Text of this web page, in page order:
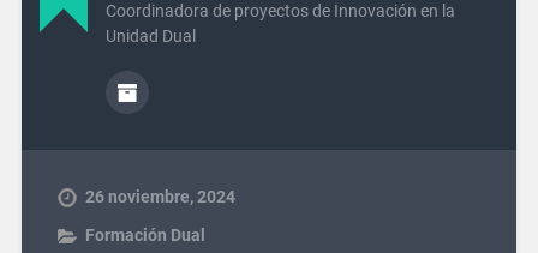
Coordinadora de proyectos de Innovación en la
Unidad Dual
26 noviembre, 2024
Formación Dual